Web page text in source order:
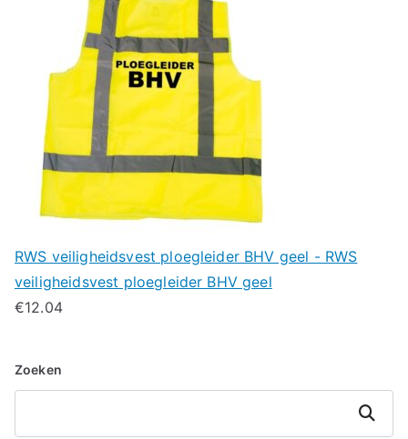
RWS veiligheidsvest ploegleider BHV geel - RWS
veiligheidsvest ploegleider BHV geel
€12.04
Zoeken
Zoeken